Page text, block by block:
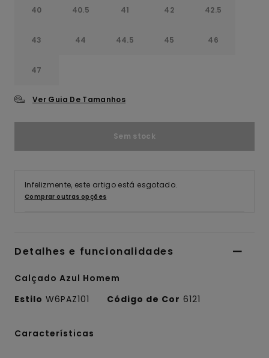
40 40.5 41 42 42.5
43 44 44.5 45 46
47
Ver Guia De Tamanhos
Sem stock
Infelizmente, este artigo está esgotado.
Comprar outras opções
Detalhes e funcionalidades
Calçado Azul Homem
Estilo W6PAZ101 Código de Cor 6121
Características